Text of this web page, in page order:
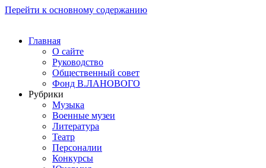
Перейти к основному содержанию
Главная
О сайте
Руководство
Общественный совет
Фонд В.ЛАНОВОГО
Рубрики
Музыка
Военные музеи
Литература
Театр
Персоналии
Конкурсы